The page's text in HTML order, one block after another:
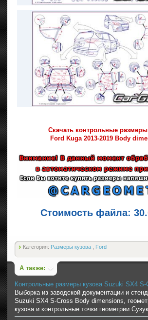
Скачать контрольные размеры
Ford Kuga 2013-2019 Body
Стоимость файла:
Категория: Размеры кузова Ford
А также:
Контрольные размеры кузова Suzuki SX4 S-
Выборка из заводской документации и
Suzuki SX4 S-Cross Body dimensions,
кузова и контрольные точки геометрии